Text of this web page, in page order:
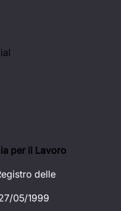
per il Lavoro
delle
05/1999